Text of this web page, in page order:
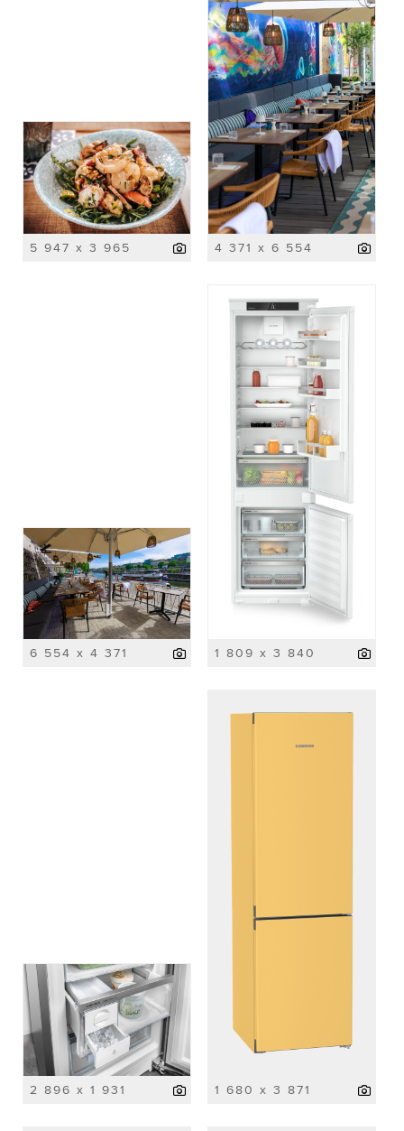
5 947 x 3 965 4 371 x 6 554
6 554 x 4 371 1 809 x 3 840
2 896 x 1 931 1 680 x 3 871